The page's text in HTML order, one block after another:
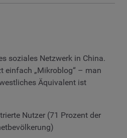
soziales Netzwerk in China.
einfach „Mikroblog“ – man
Äquivalent ist
Nutzer (71 Prozent der